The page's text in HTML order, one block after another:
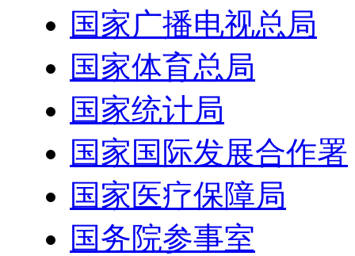
国家广播电视总局
国家体育总局
国家统计局
国家国际发展合作署
国家医疗保障局
国务院参事室